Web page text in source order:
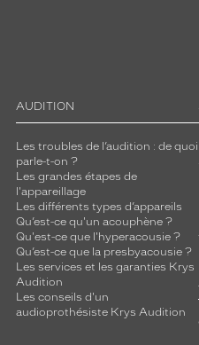
AUDITION
Les troubles de l’audition : de quoi
parle-t-on ?
Les grandes étapes de
l'appareillage
Les différents types d’appareils
Qu’est-ce qu'un acouphène ?
Qu'est-ce que l'hyperacousie ?
Qu’est-ce que la presbyacousie ?
Les services et les garanties Krys
Audition
Les conseils d'un
audioprothésiste Krys Audition